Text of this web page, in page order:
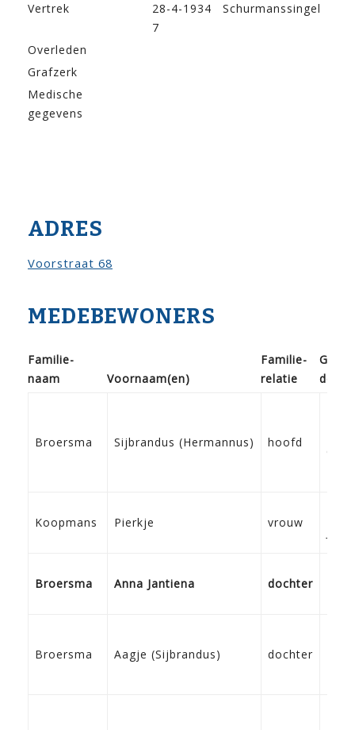
Vertrek
28-4-1934 Schurmanssingel
7
Overleden
Grafzerk
Medische
gegevens
ADRES
Voorstraat 68
MEDEBEWONERS
Familie­
naam
Voor­naam(en)
Familie­
relatie
doop
Broersma Sijbrandus (Hermannus) hoofd
Koopmans Pierkje vrouw
Broersma Anna Jantiena dochter
Broersma Aagje (Sijbrandus) dochter